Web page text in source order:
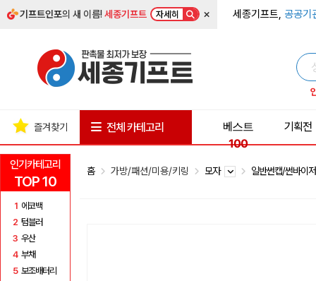
기프트인포의 새 이름!세종기프트 자세히 × 세종기프트, 공공기
인기카테고리
TOP 10
1 에코백
2 텀블러
3 우산
4 부채
5 보조배터리
즐겨찾기 전체 카테고리
베스트
100
기획전
홈 가방/패션/미용/키링 모자 일반썬캡/썬바이